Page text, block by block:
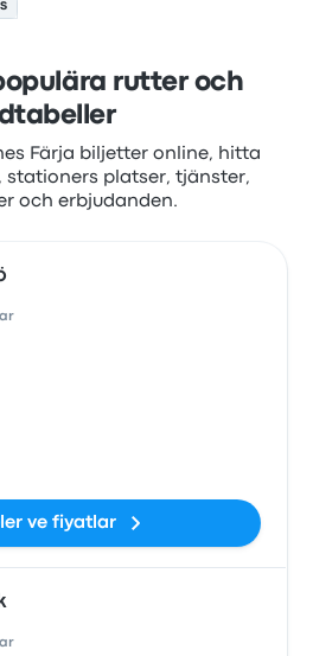
rutter och
Färja biljetter online, hitta
stationers platser, tjänster,
och erbjudanden.
ve fiyatlar